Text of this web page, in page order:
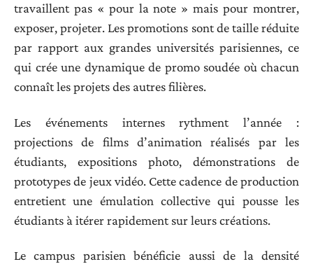
travaillent pas « pour la note » mais pour montrer,
exposer, projeter. Les promotions sont de taille réduite
par rapport aux grandes universités parisiennes, ce
qui crée une dynamique de promo soudée où chacun
connaît les projets des autres filières.
Les événements internes rythment l’année :
projections de films d’animation réalisés par les
étudiants, expositions photo, démonstrations de
prototypes de jeux vidéo. Cette cadence de production
entretient une émulation collective qui pousse les
étudiants à itérer rapidement sur leurs créations.
Le campus parisien bénéficie aussi de la densité